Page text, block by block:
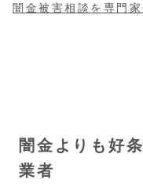
闇金被害相談を専門
闇金よりも好
業者